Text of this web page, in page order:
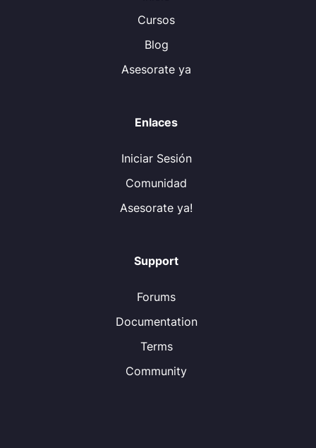
Cursos
Blog
Asesorate ya
Enlaces
Iniciar Sesión
Comunidad
Asesorate ya!
Support
Forums
Documentation
Terms
Community